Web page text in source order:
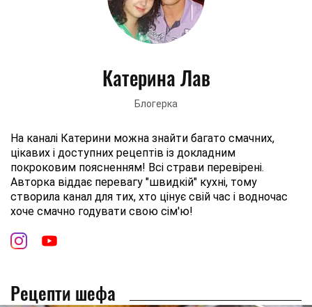
Катерина Лав
Блогерка
На каналі Катерини можна знайти багато смачних,
цікавих і доступних рецептів із докладним
покроковим поясненням! Всі страви перевірені.
Авторка віддає перевагу "швидкій" кухні, тому
створила канал для тих, хто цінує свій час і водночас
хоче смачно годувати свою сім'ю!
Рецепти шефа